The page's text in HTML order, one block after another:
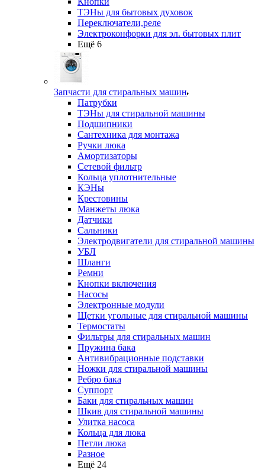
ТЭНы для бытовых духовок
Переключатели,реле
Электроконфорки для эл. бытовых плит
Ещё 6
Запчасти для стиральных машин
Патрубки
ТЭНы для стиральной машины
Подшипники
Сантехника для монтажа
Ручки люка
Амортизаторы
Сетевой фильтр
Кольца уплотнительные
КЭНы
Крестовины
Манжеты люка
Датчики
Сальники
Электродвигатели для стиральной машины
УБЛ
Шланги
Ремни
Кнопки включения
Насосы
Электронные модули
Щетки угольные для стиральной машины
Термостаты
Фильтры для стиральных машин
Пружина бака
Антивибрационные подставки
Ножки для стиральной машины
Ребро бака
Суппорт
Баки для стиральных машин
Шкив для стиральной машины
Улитка насоса
Кольца для люка
Петли люка
Разное
Ещё 24